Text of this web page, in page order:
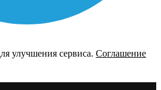
улучшения сервиса. Соглашение